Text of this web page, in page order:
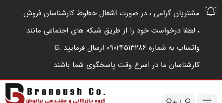
مشتریان گرامی ، در صورت اشغال خطوط کارشناسان فروش
، لطفا درخواست خود را از طریق شبکه های اجتماعی مانند
واتساپ به شماره ۰۹۰۲۴۵۱۳۲۸۶ ارسال فرمایید .‌تا
کارشناسان ما در اسرع وقت پاسخگوی شما باشند